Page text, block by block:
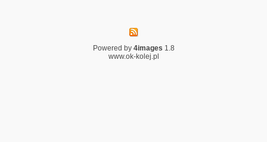
Powered by 4images 1.8
www.ok-kolej.pl